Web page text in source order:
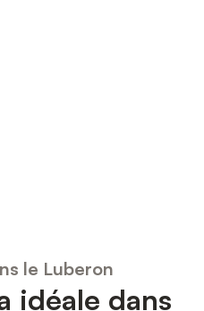
le Luberon
idéale dans